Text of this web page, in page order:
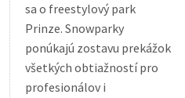
sa o freestylový park
Prinze. Snowparky
ponúkajú zostavu prekážok
všetkých obtiažností pro
profesionálov i